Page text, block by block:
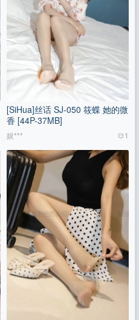
[SiHua]丝话 SJ-050 筱蝶 她的微
香 [44P-37MB]
娱*** 1